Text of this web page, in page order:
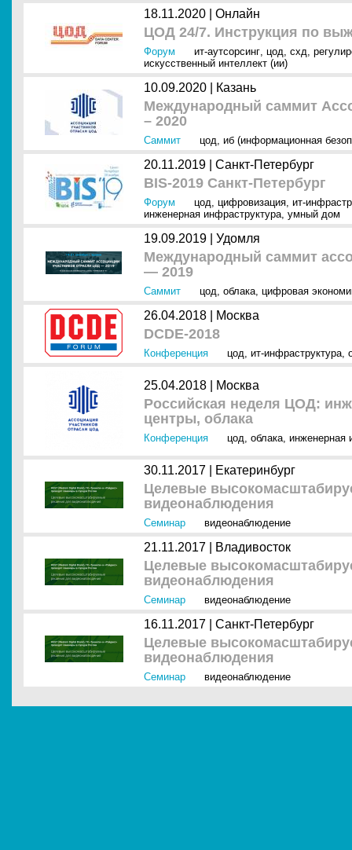
18.11.2020 | Онлайн
ЦОД 24/7. Инструкция по
Форум ит-аутсорсинг, цод, схд,
искусственный интеллект (ии)
10.09.2020 | Казань
Международный саммит
– 2020
Саммит цод, иб (информационная
20.11.2019 | Санкт-Петербург
BIS-2019 Санкт-Петербург
Форум цод, цифровизация, ит-
инженерная инфраструктура, умный дом
19.09.2019 | Удомля
Международный саммит
— 2019
Саммит цод, облака, цифровая
26.04.2018 | Москва
DCDE-2018
Конференция цод, ит-инфраструктура,
25.04.2018 | Москва
Российская неделя ЦОД:
центры, облака
Конференция цод, облака, инженерная
30.11.2017 | Екатеринбург
Целевые
видеонаблюдения
Семинар видеонаблюдение
21.11.2017 | Владивосток
Целевые
видеонаблюдения
Семинар видеонаблюдение
16.11.2017 | Санкт-Петербург
Целевые
видеонаблюдения
Семинар видеонаблюдение